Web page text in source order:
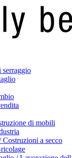
serraggio
di mobili
a secco